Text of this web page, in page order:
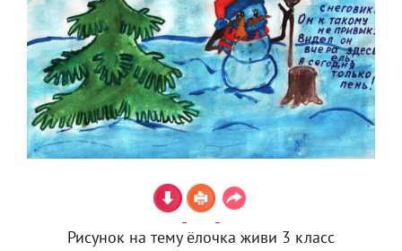
Рисунок на тему ёлочка живи 3 класс